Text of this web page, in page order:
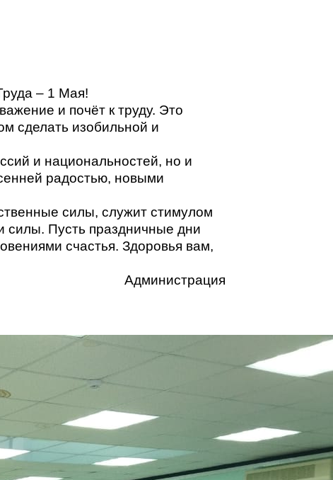
– 1 Мая!
и почёт к труду. Это
сделать изобильной и
и национальностей, но и
радостью, новыми
силы, служит стимулом
силы. Пусть праздничные дни
счастья. Здоровья вам,
Администрация